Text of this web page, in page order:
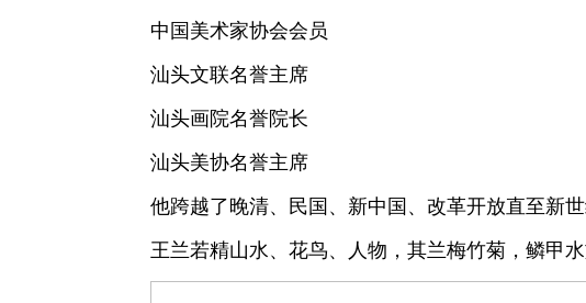
中国美术家协会会员
汕头文联名誉主席
汕头画院名誉院长
汕头美协名誉主席
他跨越了晚清、民国、新中国、改革开放直至新
王兰若精山水、花鸟、人物，其兰梅竹菊，鳞甲